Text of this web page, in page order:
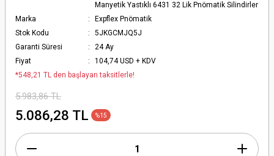
Manyetik Yastıklı 6431 32 Lik Pnömatik Silindirler
Marka
Expflex Pnömatik
Stok Kodu
5JKGCMJQ5J
Garanti Süresi
24 Ay
Fiyat
104,74 USD + KDV
*548,21 TL den başlayan taksitlerle!
5.983,86 TL
5.086,28 TL %15